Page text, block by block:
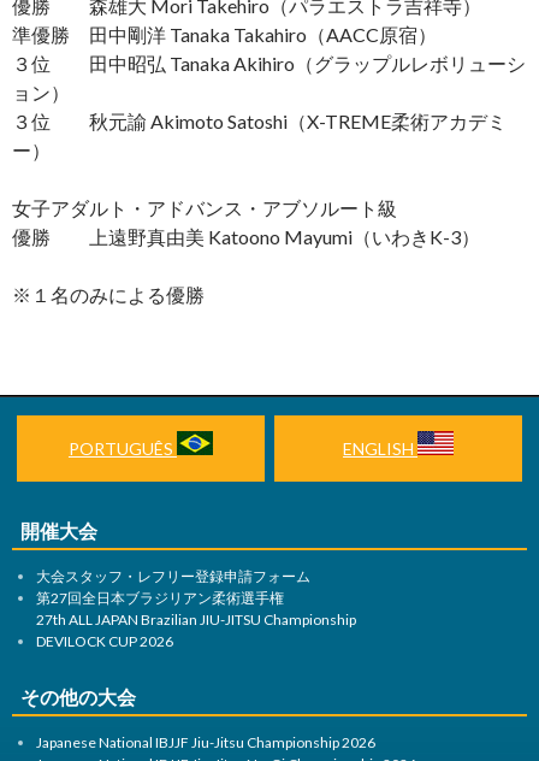
優勝 森雄大 Mori Takehiro（パラエストラ吉祥寺）
準優勝 田中剛洋 Tanaka Takahiro（AACC原宿）
３位 田中昭弘 Tanaka Akihiro（グラップルレボリューシ
ョン）
３位 秋元諭 Akimoto Satoshi（X-TREME柔術アカデミ
ー）
女子アダルト・アドバンス・アブソルート級
優勝 上遠野真由美 Katoono Mayumi（いわきK-3）
※１名のみによる優勝
PORTUGUÊS ENGLISH
開催大会
大会スタッフ・レフリー登録申請フォーム
第27回全日本ブラジリアン柔術選手権
27th ALL JAPAN Brazilian JIU-JITSU Championship
DEVILOCK CUP 2026
その他の大会
Japanese National IBJJF Jiu-Jitsu Championship 2026